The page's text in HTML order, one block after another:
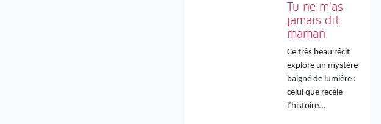
Tu ne m'as
jamais dit
maman
Ce très beau récit
explore un mystère
baigné de lumière :
celui que recèle
l’histoire...